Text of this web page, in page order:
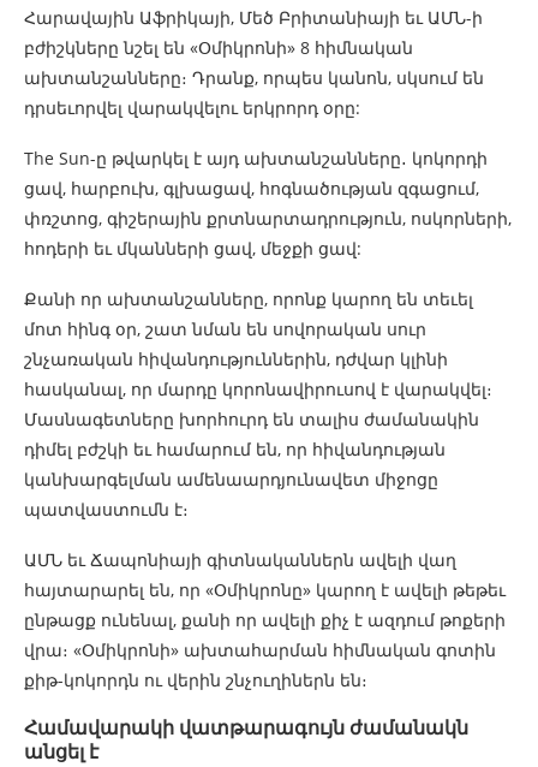
Հարավային Աֆրիկայի, Մեծ Բրիտանիայի եւ ԱՄՆ-ի
բժիշկները նշել են «Օմիկրոնի» 8 հիմնական
ախտանշանները։ Դրանք, որպես կանոն, սկսում են
դրսեւորվել վարակվելու երկրորդ օրը:
The Sun-ը թվարկել է այդ ախտանշանները․ կոկորդի
ցավ, հարբուխ, գլխացավ, հոգնածության զգացում,
փռշտոց, գիշերային քրտնարտադրություն, ոսկորների,
հոդերի եւ մկանների ցավ, մեջքի ցավ:
Քանի որ ախտանշանները, որոնք կարող են տեւել
մոտ հինգ օր, շատ նման են սովորական սուր
շնչառական հիվանդություններին, դժվար կլինի
հասկանալ, որ մարդը կորոնավիրուսով է վարակվել։
Մասնագետները խորհուրդ են տալիս ժամանակին
դիմել բժշկի եւ համարում են, որ հիվանդության
կանխարգելման ամենաարդյունավետ միջոցը
պատվաստումն է։
ԱՄՆ եւ Ճապոնիայի գիտնականներն ավելի վաղ
հայտարարել են, որ «Օմիկրոնը» կարող է ավելի թեթեւ
ընթացք ունենալ, քանի որ ավելի քիչ է ազդում թոքերի
վրա։ «Օմիկրոնի» ախտահարման հիմնական գոտին
քիթ-կոկորդն ու վերին շնչուղիներն են։
Համավարակի վատթարագույն ժամանակն
անցել է